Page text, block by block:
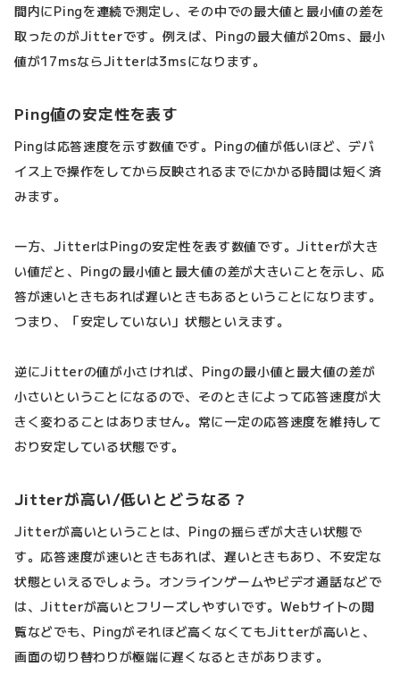
間内にPingを連続で測定し、その中での最大値と最小値の差を
取ったのがJitterです。例えば、Pingの最大値が20ms、最小
値が17msならJitterは3msになります。
Ping値の安定性を表す
Pingは応答速度を示す数値です。Pingの値が低いほど、デバ
イス上で操作をしてから反映されるまでにかかる時間は短く済
みます。
一方、JitterはPingの安定性を表す数値です。Jitterが大き
い値だと、Pingの最小値と最大値の差が大きいことを示し、応
答が速いときもあれば遅いときもあるということになります。
つまり、「安定していない」状態といえます。
逆にJitterの値が小さければ、Pingの最小値と最大値の差が
小さいということになるので、そのときによって応答速度が大
きく変わることはありません。常に一定の応答速度を維持して
おり安定している状態です。
Jitterが高い/低いとどうなる？
Jitterが高いということは、Pingの揺らぎが大きい状態で
す。応答速度が速いときもあれば、遅いときもあり、不安定な
状態といえるでしょう。オンラインゲームやビデオ通話などで
は、Jitterが高いとフリーズしやすいです。Webサイトの閲
覧などでも、Pingがそれほど高くなくてもJitterが高いと、
画面の切り替わりが極端に遅くなるときがあります。